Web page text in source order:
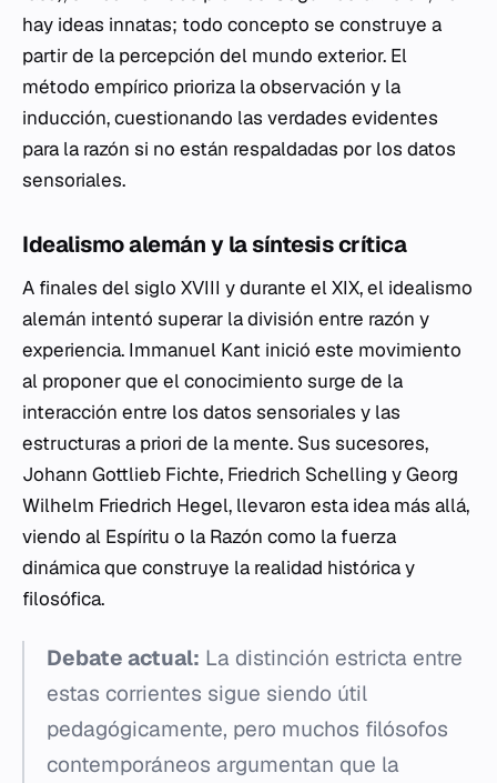
hay ideas innatas; todo concepto se construye a
partir de la percepción del mundo exterior. El
método empírico prioriza la observación y la
inducción, cuestionando las verdades evidentes
para la razón si no están respaldadas por los datos
sensoriales.
Idealismo alemán y la síntesis crítica
A finales del siglo XVIII y durante el XIX, el idealismo
alemán intentó superar la división entre razón y
experiencia. Immanuel Kant inició este movimiento
al proponer que el conocimiento surge de la
interacción entre los datos sensoriales y las
estructuras a priori de la mente. Sus sucesores,
Johann Gottlieb Fichte, Friedrich Schelling y Georg
Wilhelm Friedrich Hegel, llevaron esta idea más allá,
viendo al Espíritu o la Razón como la fuerza
dinámica que construye la realidad histórica y
filosófica.
Debate actual: La distinción estricta entre
estas corrientes sigue siendo útil
pedagógicamente, pero muchos filósofos
contemporáneos argumentan que la